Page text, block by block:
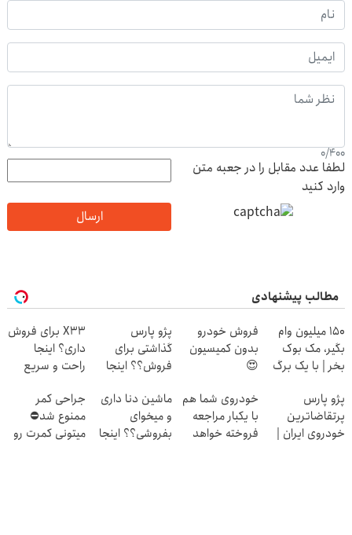
0/400
لطفا عدد مقابل را در جعبه متن
وارد کنید
ارسال
مطالب پیشنهادی
150 میلیون وام
بگیر، مک بوک
بخر | با یک برگ
فروش خودرو
بدون کمیسیون
😍
پژو پارس
گذاشتی برای
فروش؟؟ اینجا
X33 برای فروش
داری؟ اینجا
راحت و سریع
پژو پارس
پرتقاضاترین
خودروی ایران |
خودروی شما هم
با یکبار مراجعه
فروخته خواهد
ماشین دنا داری
و میخوای
بفروشی؟؟ اینجا
جراحی کمر
ممنوع شد⛔
میتونی کمرت رو